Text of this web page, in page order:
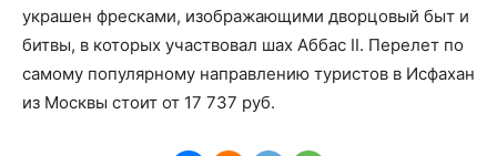
украшен фресками, изображающими дворцовый быт и
битвы, в которых участвовал шах Аббас II. Перелет по
самому популярному направлению туристов в Исфахан
из Москвы стоит от 17 737 руб.